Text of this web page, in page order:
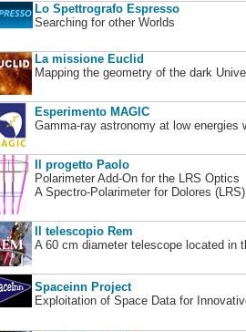
Lo Spettrografo Espresso
Searching for other Worlds
La missione Euclid
Mapping the geometry of the dark
Esperimento MAGIC
Gamma-ray astronomy at low energies
Il progetto Paolo
Polarimeter Add-On for the LRS Optics
A Spectro-Polarimeter for Dolores
Il telescopio Rem
A 60 cm diameter telescope located in
Spaceinn Project
Exploitation of Space Data for